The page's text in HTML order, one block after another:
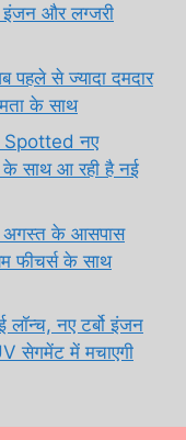
इंजन और लग्जरी
से ज्यादा दमदार
के साथ
नए
के साथ आ रही है नई
के आसपास
फीचर्स के साथ
नए टर्बो इंजन
सेगमेंट में मचाएगी